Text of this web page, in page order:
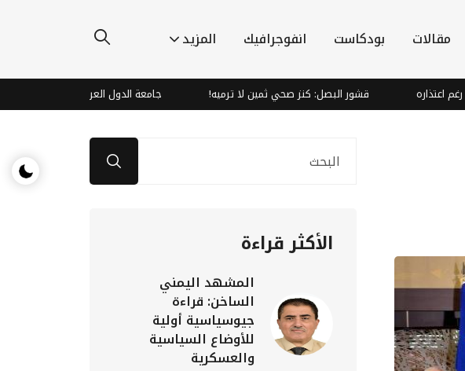
مقالات بودكاست انفوجرافيك المزيد
قشور البصل: كنز صحي ثمين لا ترميه! جامعة الدول العربية تدين هجمات الحوثيين
الأكثر قراءة
المشهد اليمني
الساخن: قراءة
جيوسياسية أولية
للأوضاع السياسية
والعسكرية